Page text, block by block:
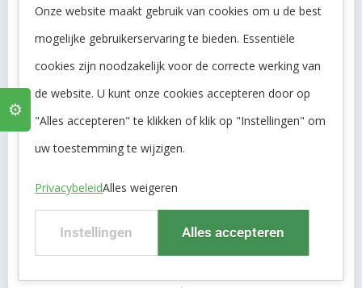
Facebook LinkedIn
Onze website maakt gebruik van cookies om u de best
mogelijke gebruikerservaring te bieden. Essentiële
cookies zijn noodzakelijk voor de correcte werking van
de website. U kunt onze cookies accepteren door op
"Alles accepteren" te klikken of klik op "Instellingen" om
uw toestemming te wijzigen.
PrivacybeleidAlles weigeren
Instellingen Alles accepteren
⚙️